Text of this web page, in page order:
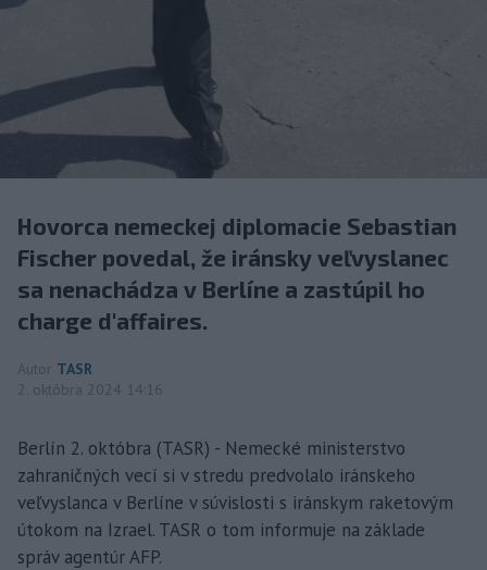
Hovorca nemeckej diplomacie Sebastian
Fischer povedal, že iránsky veľvyslanec
sa nenachádza v Berlíne a zastúpil ho
charge d'affaires.
Autor TASR
2. októbra 2024 14:16
Berlín 2. októbra (TASR) - Nemecké ministerstvo
zahraničných vecí si v stredu predvolalo iránskeho
veľvyslanca v Berlíne v súvislosti s iránskym raketovým
útokom na Izrael. TASR o tom informuje na základe
správ agentúr AFP.